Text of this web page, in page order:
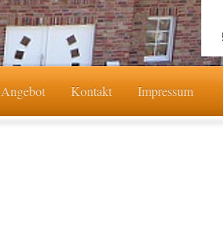
Angebot Kontakt Impressum